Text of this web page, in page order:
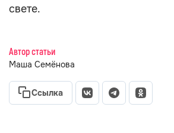
свете.
Автор статьи
Маша Семёнова
Ссылка